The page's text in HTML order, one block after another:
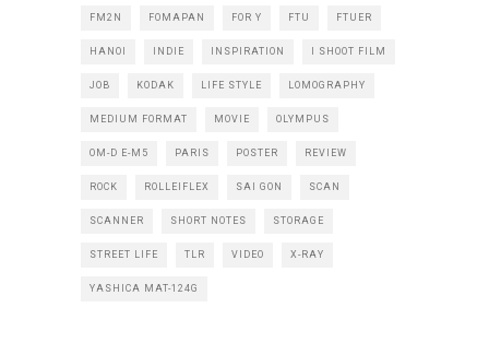
FM2N FOMAPAN FOR Y FTU FTUER
HANOI INDIE INSPIRATION I SHOOT FILM
JOB KODAK LIFE STYLE LOMOGRAPHY
MEDIUM FORMAT MOVIE OLYMPUS
OM-D E-M5 PARIS POSTER REVIEW
ROCK ROLLEIFLEX SAI GON SCAN
SCANNER SHORT NOTES STORAGE
STREET LIFE TLR VIDEO X-RAY
YASHICA MAT-124G